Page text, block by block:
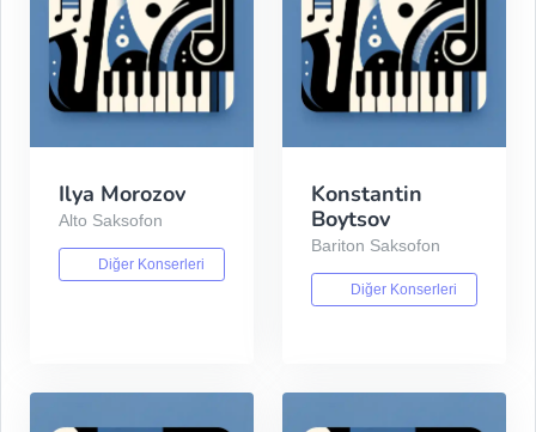
Ilya Morozov
Alto Saksofon
Diğer Konserleri
Konstantin
Boytsov
Bariton Saksofon
Diğer Konserleri